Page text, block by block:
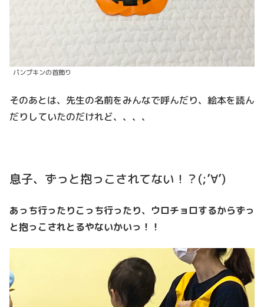
パンプキンの首飾り
そのあとは、先生の名前をみんなで呼んだり、絵本を読ん
だりしていたのだけれど、、、、
息子、ずっと抱っこされてない！？(;’∀’)
あっち行ったりこっち行ったり、ウロチョロするからずっ
と抱っこされとるやないかいっ！！